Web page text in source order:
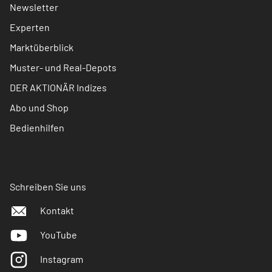
Newsletter
Experten
Marktüberblick
Muster- und Real-Depots
DER AKTIONÄR Indizes
Abo und Shop
Bedienhilfen
Schreiben Sie uns
Kontakt
YouTube
Instagram